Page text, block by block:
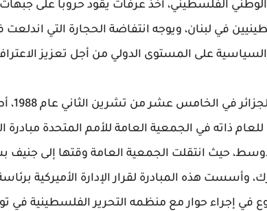
الفلسطيني، أخذ عرفات يقود حروبا على
في لبنان، ويوجه انتفاضة الحجارة التي
السياسية على المستوى الدولي من أجل تعزيز
وعقب
ذاته في الجمعية العامة للأمم المتحدة
حيث انتقلت الجمعية العامة وقتها إلى جنيف
إجراء حوار مع منظمه التحرير الفلسطينية في تونس